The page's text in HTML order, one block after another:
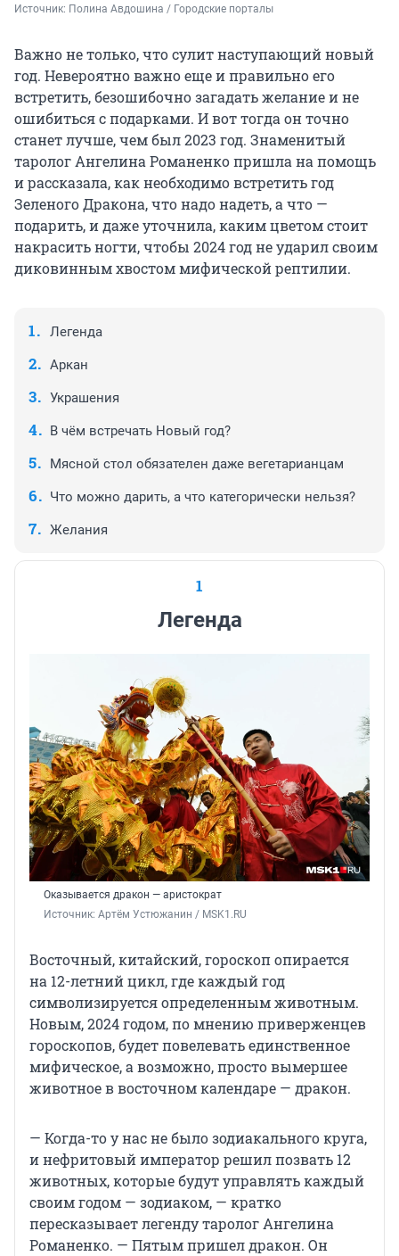
Источник: Полина Авдошина / Городские порталы
Важно не только, что сулит наступающий новый
год. Невероятно важно еще и правильно его
встретить, безошибочно загадать желание и не
ошибиться с подарками. И вот тогда он точно
станет лучше, чем был 2023 год. Знаменитый
таролог Ангелина Романенко пришла на помощь
и рассказала, как необходимо встретить год
Зеленого Дракона, что надо надеть, а что —
подарить, и даже уточнила, каким цветом стоит
накрасить ногти, чтобы 2024 год не ударил своим
диковинным хвостом мифической рептилии.
Легенда
Аркан
Украшения
В чём встречать Новый год?
Мясной стол обязателен даже вегетарианцам
Что можно дарить, а что категорически нельзя?
Желания
1
Легенда
Оказывается дракон — аристократ
Источник: Артём Устюжанин / MSK1.RU
Восточный, китайский, гороскоп опирается
на 12-летний цикл, где каждый год
символизируется определенным животным.
Новым, 2024 годом, по мнению приверженцев
гороскопов, будет повелевать единственное
мифическое, а возможно, просто вымершее
животное в восточном календаре — дракон.
— Когда-то у нас не было зодиакального круга,
и нефритовый император решил позвать 12
животных, которые будут управлять каждый
своим годом — зодиаком, — кратко
пересказывает легенду таролог Ангелина
Романенко. — Пятым пришел дракон. Он